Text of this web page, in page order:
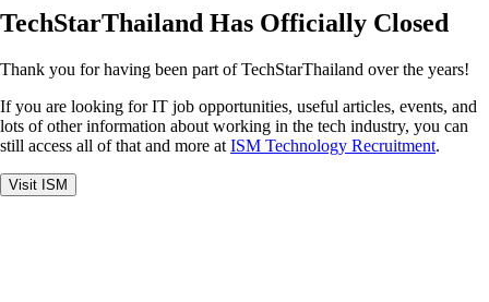
TechStarThailand Has Officially Closed
Thank you for having been part of TechStarThailand over the years!
If you are looking for IT job opportunities, useful articles, events, and
lots of other information about working in the tech industry, you can
still access all of that and more at ISM Technology Recruitment.
Visit ISM